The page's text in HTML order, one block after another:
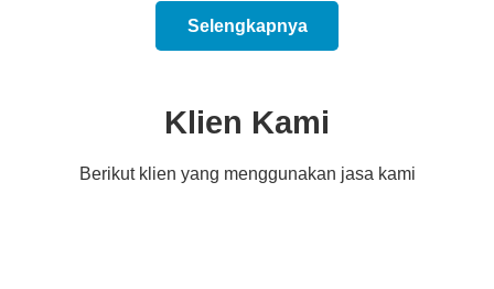
Selengkapnya
Klien Kami
Berikut klien yang menggunakan jasa kami